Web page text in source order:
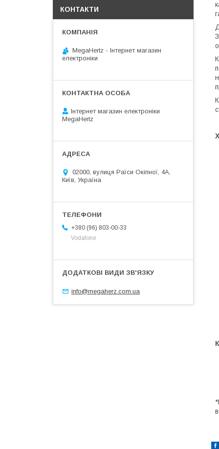
КОНТАКТИ
MegaHertz - Інтернет магазин
електроніки
Інтернет магазин електроніки
MegaHertz
02000, вулиця Раїси Окіпної, 4А,
Київ, Україна
+380 (96) 803-00-33
Vodafone
info@megaherz.com.ua